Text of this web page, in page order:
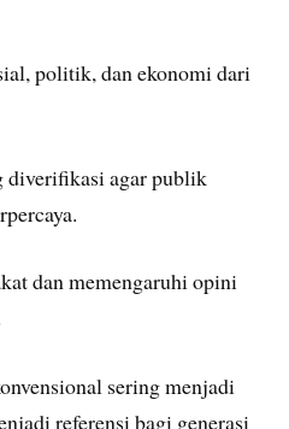
politik, dan ekonomi dari
diverifikasi agar publik
dan memengaruhi opini
sering menjadi
referensi bagi generasi